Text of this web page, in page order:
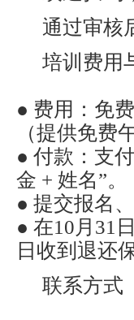
通过审核
培训费用
● 费用：免
（提供免费
● 付款：支
金 + 姓名”。
● 提交报名
● 在10月31
日收到退还
联系方式